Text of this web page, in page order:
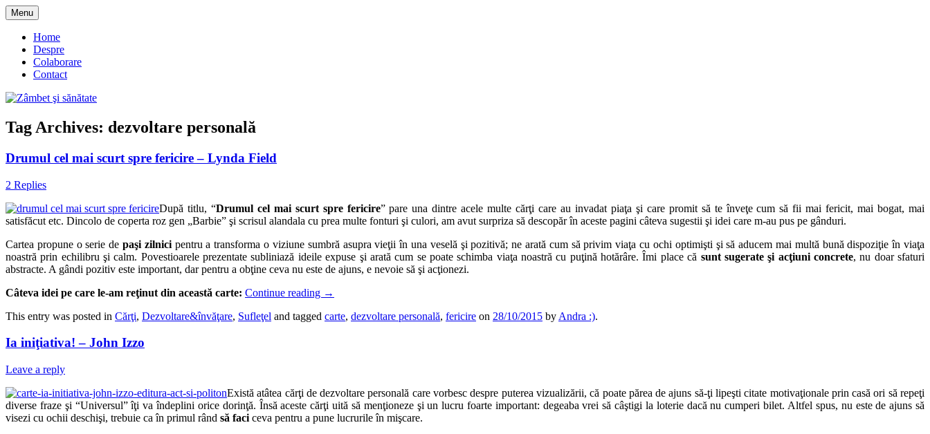
Skip
to
content
Zâmbet şi sănătate
Menu
Home
Despre
Colaborare
Contact
Tag Archives: dezvoltare personală
Drumul cel mai scurt spre fericire – Lynda Field
2 Replies
După titlu, “Drumul cel mai scurt spre fericire” pare una dintre acele multe cărţi care au invadat piaţa şi care promit să te înveţe cum să fii mai fericit, mai bogat, mai
satisfăcut etc. Dincolo de coperta roz gen „Barbie” şi scrisul alandala cu prea multe fonturi şi culori, am avut surpriza să descopăr în aceste pagini câteva sugestii şi idei care m-au pus pe gânduri.
Cartea propune o serie depaşi zilnicipentru a transforma o viziune sumbră asupra vieţii în una veselă şi pozitivă; ne arată cum să privim viaţa cu ochi optimişti şi să aducem mai multă bună dispoziţie în viaţa
noastră prin echilibru şi calm. Povestioarele prezentate subliniază ideile expuse şi arată cum se poate schimba viaţa noastră cu puţină hotărâre. Îmi place că sunt sugerate şi acţiuni concrete, nu doar sfaturi
abstracte. A gândi pozitiv este important, dar pentru a obţine ceva nu este de ajuns, e nevoie să şi acţionezi.
Câteva idei pe care le-am reţinut din această carte: Continue reading →
This entry was posted in Cărţi, Dezvoltare&învăţare, Sufleţel and tagged carte, dezvoltare personală, fericire on 28/10/2015 by Andra :).
Ia iniţiativa! – John Izzo
Leave a reply
Există atâtea cărţi de dezvoltare personală care vorbesc despre puterea vizualizării, că poate părea de ajuns să-ţi lipeşti citate motivaţionale prin casă ori să repeţi
diverse fraze şi “Universul” îţi va îndeplini orice dorinţă. Însă aceste cărţi uită să menţioneze şi un lucru foarte important: degeaba vrei să câştigi la loterie dacă nu cumperi bilet. Altfel spus, nu este de ajuns să
visezi cu ochii deschişi, trebuie ca în primul rând să faci ceva pentru a pune lucrurile în mişcare.